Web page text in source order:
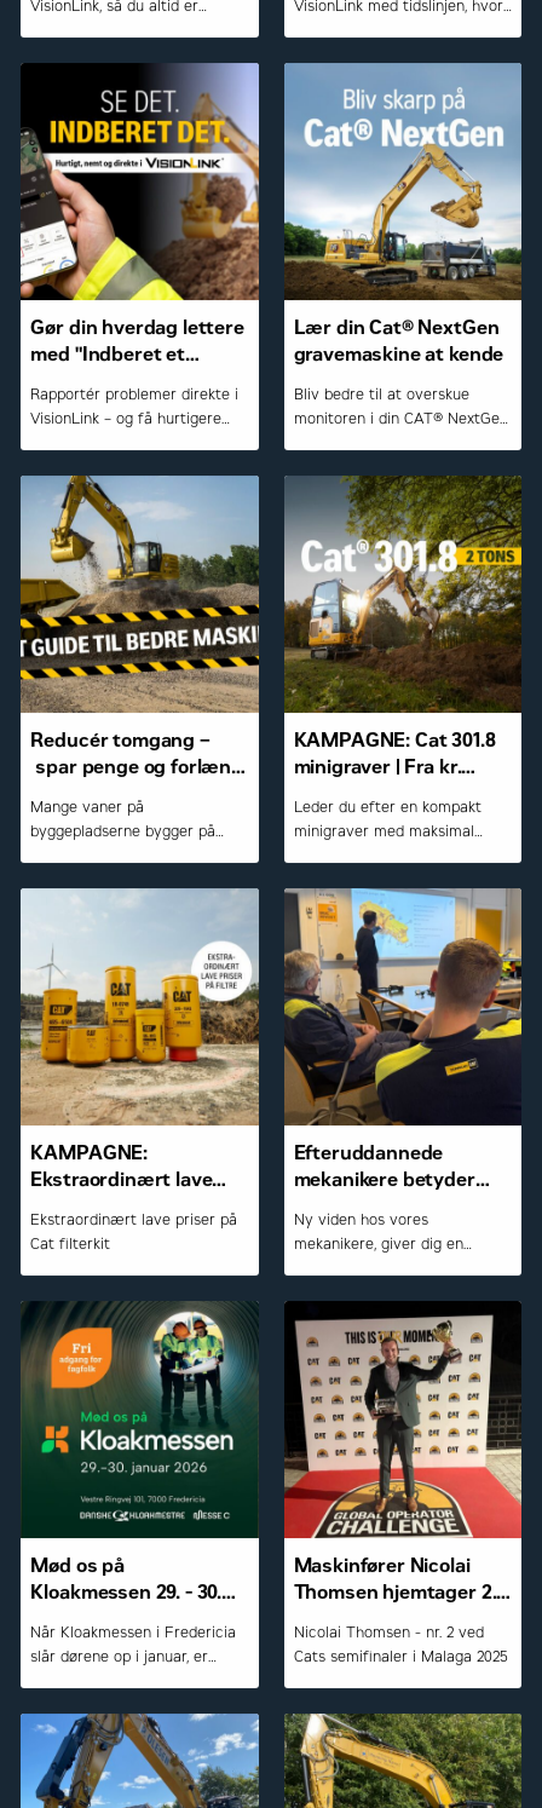
VisionLink, så du altid er
drift og vedligehold.
VisionLink med tidslinjen, hvor
Gør din hverdag lettere
med "Indberet et
Rapportér problemer direkte i
VisionLink – og få hurtigere
Lær din Cat® NextGen
gravemaskine at kende
Bliv bedre til at overskue
monitoren i din CAT® NextGen
– nemt og effektivt.
Reducér tomgang –
spar penge og forlæng
Mange vaner på
byggepladserne bygger på
KAMPAGNE: Cat 301.8
minigraver | Fra kr.
udstyr
Leder du efter en kompakt
minigraver med maksimal
KAMPAGNE:
Ekstraordinært lave
stærke priser på andre
Ekstraordinært lave priser på
Cat filterkit
Efteruddannede
mekanikere betyder
som kunde
Ny viden hos vores
mekanikere, giver dig en
Mød os på
Kloakmessen 29. - 30.
Når Kloakmessen i Fredericia
slår dørene op i januar, er
Cat-maskiner målrettet kloak-
og entreprenørbranchen
Maskinfører Nicolai
Thomsen hjemtager 2.
Nicolai Thomsen - nr. 2 ved
Cats semifinaler i Malaga 2025